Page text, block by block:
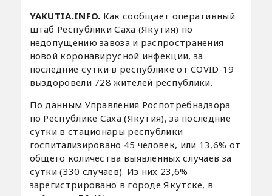
YAKUTIA.INFO. Как сообщает оперативный
штаб Республики Саха (Якутия) по
недопущению завоза и распространения
новой коронавирусной инфекции, за
последние сутки в республике от COVID-19
выздоровели 728 жителей республики.
По данным Управления Роспотребнадзора
по Республике Саха (Якутия), за последние
сутки в стационары республики
госпитализировано 45 человек, или 13,6% от
общего количества выявленных случаев за
сутки (330 случаев). Из них 23,6%
зарегистрировано в городе Якутске, в